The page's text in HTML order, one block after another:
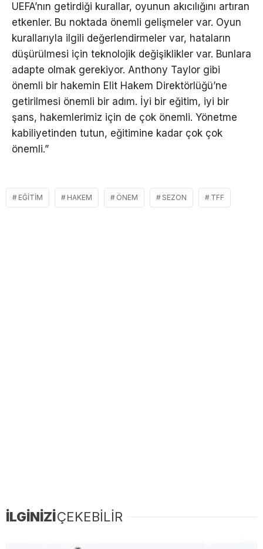
UEFA’nın getirdiği kurallar, oyunun akıcılığını artıran
etkenler. Bu noktada önemli gelişmeler var. Oyun
kurallarıyla ilgili değerlendirmeler var, hataların
düşürülmesi için teknolojik değişiklikler var. Bunlara
adapte olmak gerekiyor. Anthony Taylor gibi
önemli bir hakemin Elit Hakem Direktörlüğü’ne
getirilmesi önemli bir adım. İyi bir eğitim, iyi bir
şans, hakemlerimiz için de çok önemli. Yönetme
kabiliyetinden tutun, eğitimine kadar çok çok
önemli.”
EĞITIM HAKEM ÖNEM SEZON TFF
İLGİNİZİÇEKEBİLİR